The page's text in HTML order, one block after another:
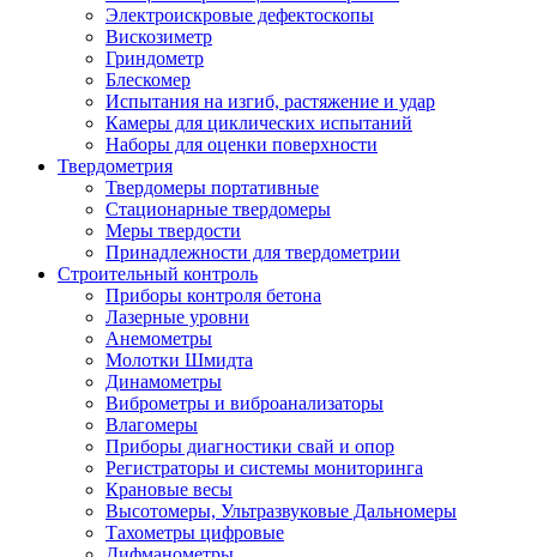
Электроискровые дефектоскопы
Вискозиметр
Гриндометр
Блескомер
Испытания на изгиб, растяжение и удар
Камеры для циклических испытаний
Наборы для оценки поверхности
Твердометрия
Твердомеры портативные
Стационарные твердомеры
Меры твердости
Принадлежности для твердометрии
Строительный контроль
Приборы контроля бетона
Лазерные уровни
Анемометры
Молотки Шмидта
Динамометры
Виброметры и виброанализаторы
Влагомеры
Приборы диагностики свай и опор
Регистраторы и системы мониторинга
Крановые весы
Высотомеры, Ультразвуковые Дальномеры
Тахометры цифровые